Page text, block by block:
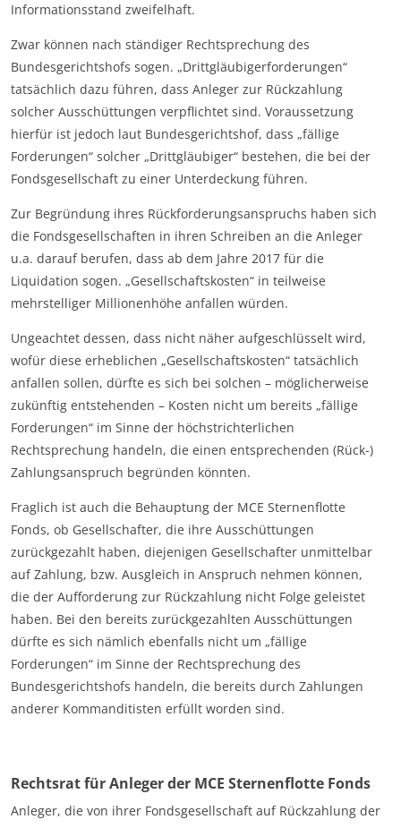
Informationsstand zweifelhaft.
Zwar können nach ständiger Rechtsprechung des
Bundesgerichtshofs sogen. „Drittgläubigerforderungen“
tatsächlich dazu führen, dass Anleger zur Rückzahlung
solcher Ausschüttungen verpflichtet sind. Voraussetzung
hierfür ist jedoch laut Bundesgerichtshof, dass „fällige
Forderungen“ solcher „Drittgläubiger“ bestehen, die bei der
Fondsgesellschaft zu einer Unterdeckung führen.
Zur Begründung ihres Rückforderungsanspruchs haben sich
die Fondsgesellschaften in ihren Schreiben an die Anleger
u.a. darauf berufen, dass ab dem Jahre 2017 für die
Liquidation sogen. „Gesellschaftskosten“ in teilweise
mehrstelliger Millionenhöhe anfallen würden.
Ungeachtet dessen, dass nicht näher aufgeschlüsselt wird,
wofür diese erheblichen „Gesellschaftskosten“ tatsächlich
anfallen sollen, dürfte es sich bei solchen – möglicherweise
zukünftig entstehenden – Kosten nicht um bereits „fällige
Forderungen“ im Sinne der höchstrichterlichen
Rechtsprechung handeln, die einen entsprechenden (Rück-)
Zahlungsanspruch begründen könnten.
Fraglich ist auch die Behauptung der MCE Sternenflotte
Fonds, ob Gesellschafter, die ihre Ausschüttungen
zurückgezahlt haben, diejenigen Gesellschafter unmittelbar
auf Zahlung, bzw. Ausgleich in Anspruch nehmen können,
die der Aufforderung zur Rückzahlung nicht Folge geleistet
haben. Bei den bereits zurückgezahlten Ausschüttungen
dürfte es sich nämlich ebenfalls nicht um „fällige
Forderungen“ im Sinne der Rechtsprechung des
Bundesgerichtshofs handeln, die bereits durch Zahlungen
anderer Kommanditisten erfüllt worden sind.
Rechtsrat für Anleger der MCE Sternenflotte Fonds
Anleger, die von ihrer Fondsgesellschaft auf Rückzahlung der